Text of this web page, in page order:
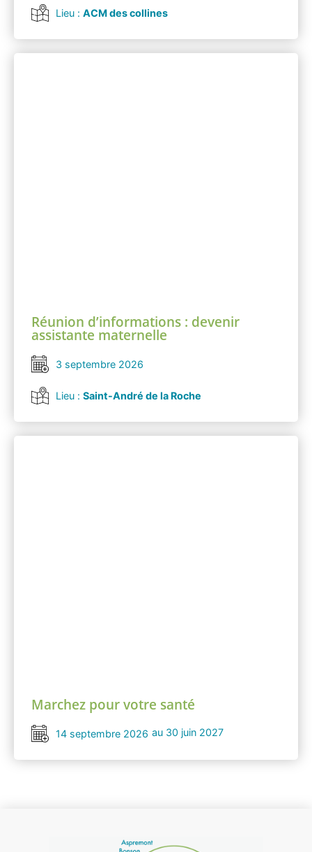
Lieu : ACM des collines
Réunion d’informations : devenir
assistante maternelle
3 septembre 2026
Lieu : Saint-André de la Roche
Marchez pour votre santé
14 septembre 2026 au 30 juin 2027